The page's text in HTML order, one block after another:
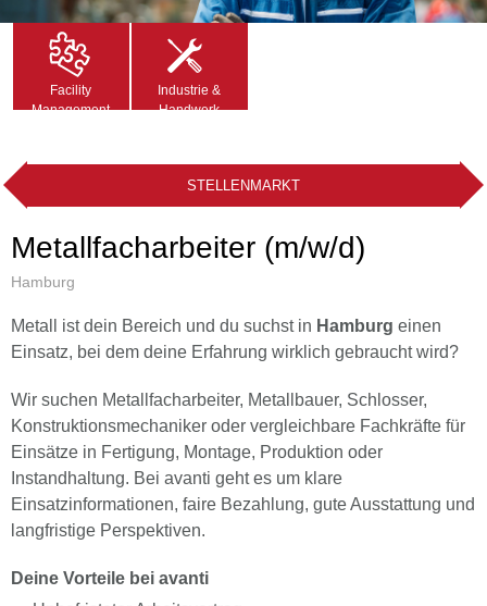
Facility
Management
Industrie &
Handwerk
STELLENMARKT
Metallfacharbeiter (m/w/d)
Hamburg
Metall ist dein Bereich und du suchst in Hamburg einen
Einsatz, bei dem deine Erfahrung wirklich gebraucht wird?
Wir suchen Metallfacharbeiter, Metallbauer, Schlosser,
Konstruktionsmechaniker oder vergleichbare Fachkräfte für
Einsätze in Fertigung, Montage, Produktion oder
Instandhaltung. Bei avanti geht es um klare
Einsatzinformationen, faire Bezahlung, gute Ausstattung und
langfristige Perspektiven.
Deine Vorteile bei avanti